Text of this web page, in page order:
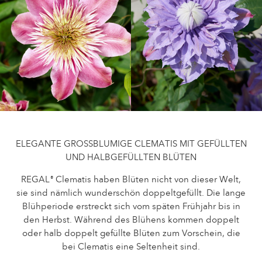
Neue Kollektionen
Wo unsere Pflanzen erhältlich sind
PFLEGE
Pflege von Freilandrosen
Pflege von Zimmerrosen
Pflege von Zimmerclematis
Pflege Ort & Land
PFLANZENFINDER
GESCHICHTE
Pflege von Zimmerrosen
Pflege von Freilandclematis
Pflege von Zimmerclematis
Pflege Ort & Land
PFLANZENFINDER
GESCHICHTE
Das Unternehmen
ELEGANTE GROSSBLUMIGE CLEMATIS MIT GEFÜLLTEN
UND HALBGEFÜLLTEN BLÜTEN
REGAL®Clematis haben Blüten nicht von dieser Welt,
sie sind nämlich wunderschön doppeltgefüllt. Die lange
Blühperiode erstreckt sich vom späten Frühjahr bis in
den Herbst. Während des Blühens kommen doppelt
oder halb doppelt gefüllte Blüten zum Vorschein, die
bei Clematis eine Seltenheit sind.